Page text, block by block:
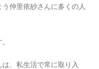
仲里依紗さんに多くの人
、私生活で常に取り入